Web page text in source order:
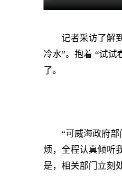
记者采访了解到
冷水”。抱着 “试试
了。
“可威海政府部
烦，全程认真倾听
是，相关部门立刻